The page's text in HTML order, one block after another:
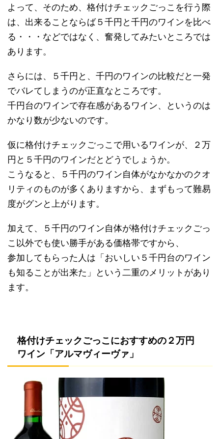
よって、そのため、格付けチェックごっこを行う際
は、出来ることならば５千円と千円のワインを比べ
る・・・などではなく、奮発してみたいところでは
あります。
さらには、５千円と、千円のワインの比較だと一発
でバレてしまうのが正直なところです。
千円台のワインで存在感があるワイン、というのは
かなり数が少ないのです。
仮に格付けチェックごっこで用いるワインが、２万
円と５千円のワインだとどうでしょうか。
こうなると、５千円のワイン自体がなかなかのクオ
リティのものが多くありますから、まずもって難易
度がグンと上がります。
加えて、５千円のワイン自体が格付けチェックごっ
こ以外でも使い勝手がある価格帯ですから、
参加してもらった人は「おいしい５千円台のワイン
も知ることが出来た」という二重のメリットがあり
ます。
格付けチェックごっこにおすすめの２万円
ワイン「アルマヴィーヴァ」